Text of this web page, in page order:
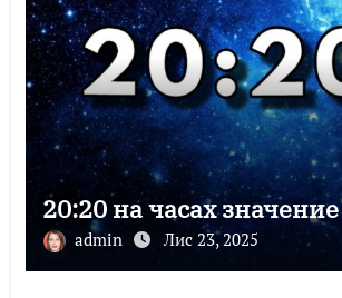
20:20 на часах значение
admin Лис 23, 2025